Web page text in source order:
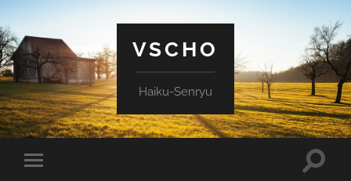
VSCHO
Haiku-Senryu
Mobile-